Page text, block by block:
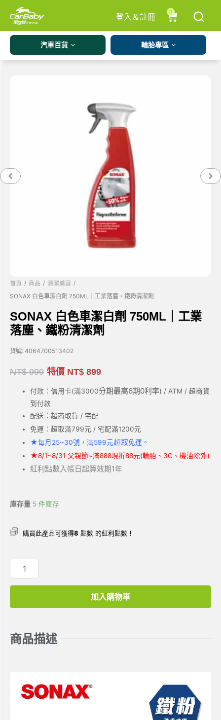
登入＆註冊
0
汽車百貨 輪胎專區
首頁 / 商品 / 清潔美容 /
SONAX 白色車潔白劑 750ML｜工業落塵、鐵粉清潔劑
SONAX 白色車潔白劑 750ML｜工業
落塵、鐵粉清潔劑
貨號: 4064700513402
NT$999 特價 NT$ 899
付款：信用卡(滿3000分期最高6期0利率) / ATM / 超商貨
到付款
配送：超商取貨 / 宅配
免運：超取滿799元 / 宅配滿1200元
★每月25~30號，滿599元超取免運。
★8/1~8/31 父親節~滿888現折88元(輪胎、3C、機油除外)
紅利點數入帳日起算效期1年
庫存量 5 件庫存
購買此產品可獲得8 點數 的紅利點數！
加入購物車
商品描述